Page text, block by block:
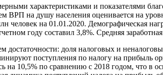
характеристиками и показателями
на душу населения оценивается на
человек на 01.01.2020. Демографическая
году составил 3,8%. Средняя
достаточности: доля налоговых и
поступления по налогу на прибыль
на 10,5% по сравнению с 2018 годом, что в